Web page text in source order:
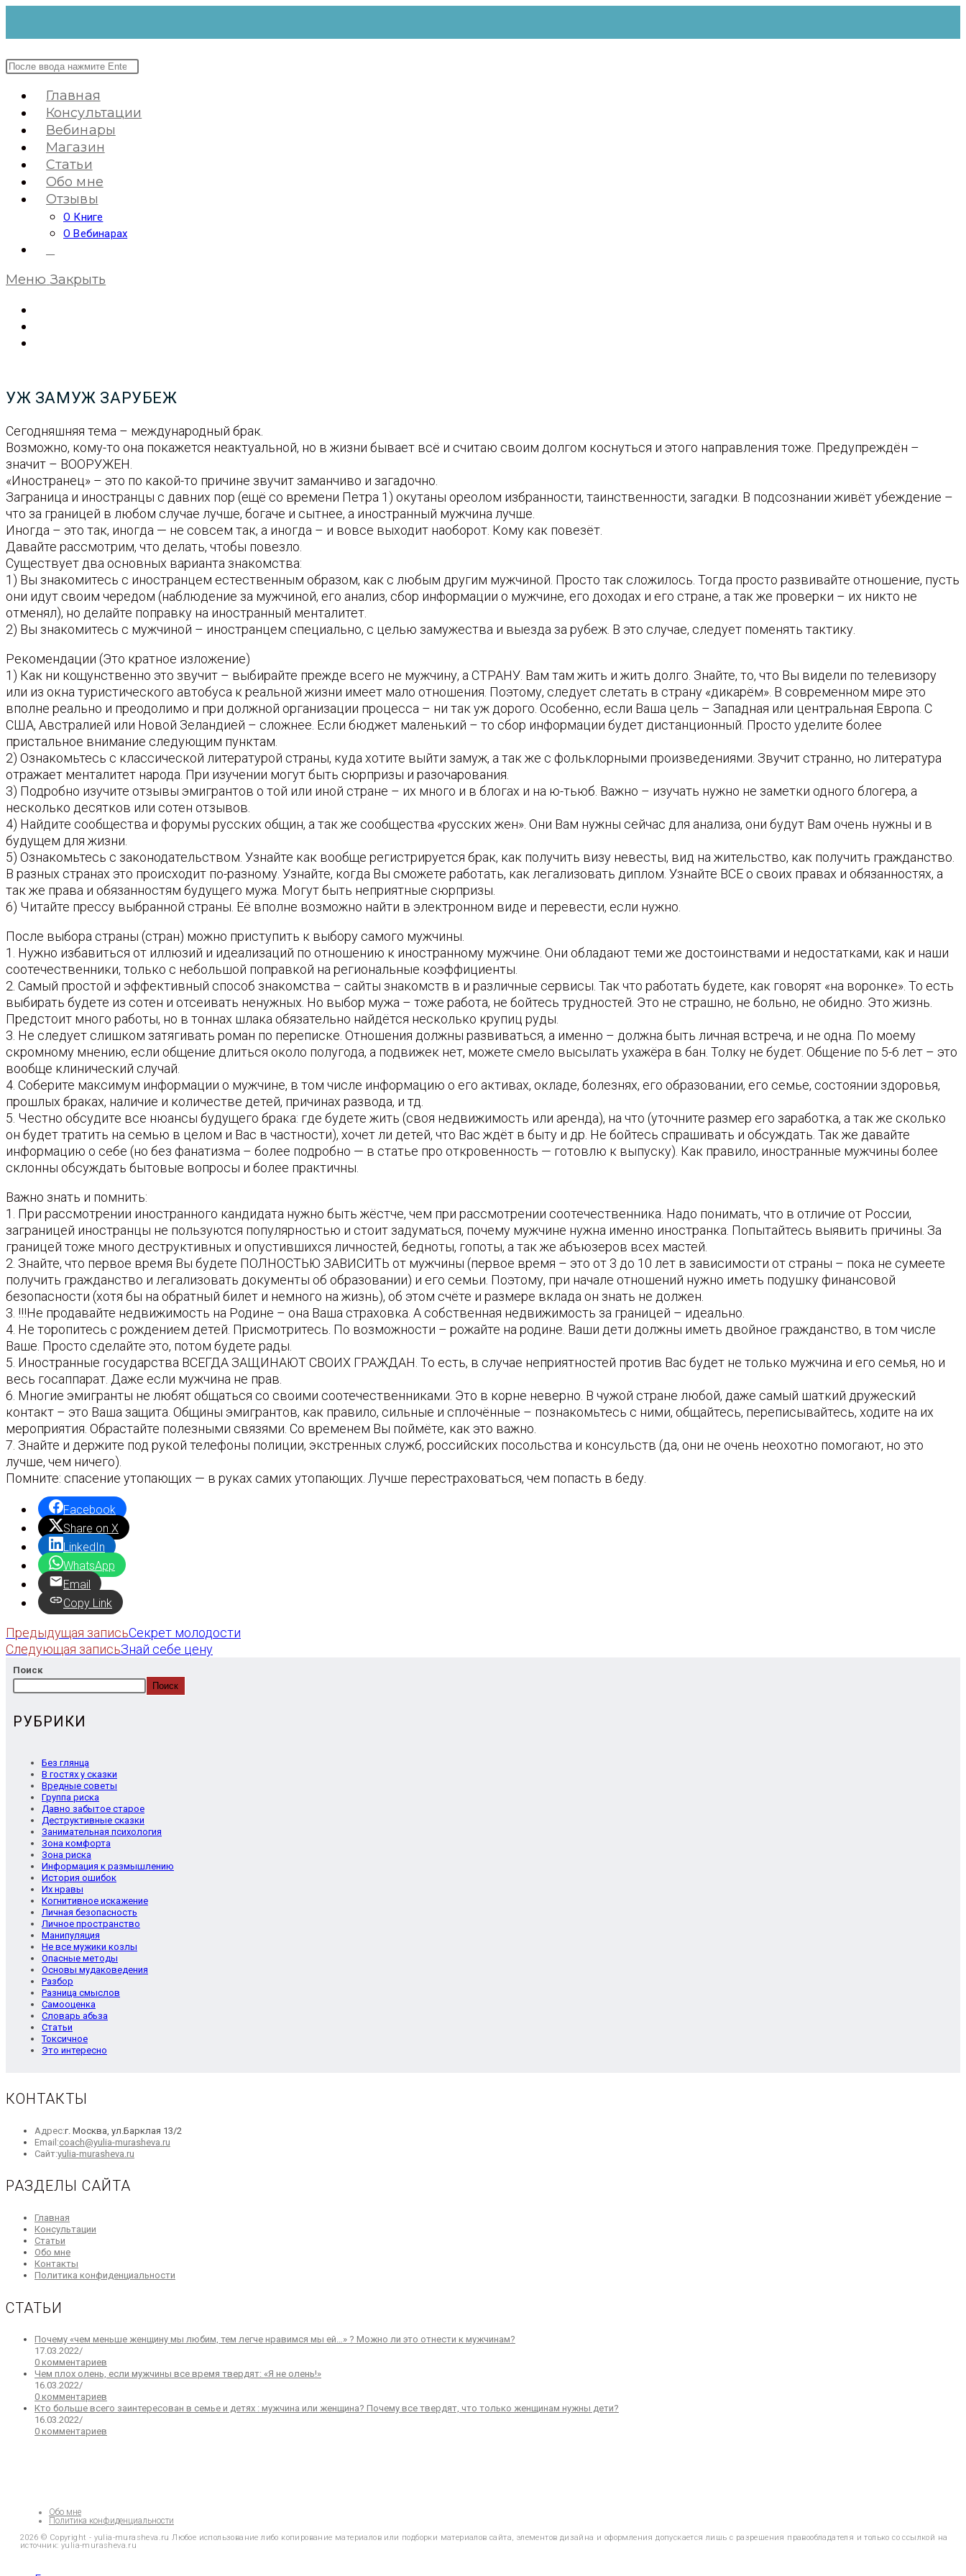
Поиск
сайте
Главная
Консультации
Вебинары
Магазин
Статьи
Обо мне
Отзывы
О Книге
О Вебинарах
Меню Закрыть
УЖ ЗАМУЖ ЗАРУБЕЖ
Сегодняшняя тема – международный брак.
Возможно, кому-то она покажется неактуальной, но в жизни бывает всё и считаю своим долгом коснуться и этого направления тоже. Предупреждён –
значит – ВООРУЖЕН.
«Иностранец» – это по какой-то причине звучит заманчиво и загадочно.
Заграница и иностранцы с давних пор (ещё со времени Петра 1) окутаны ореолом избранности, таинственности, загадки. В подсознании живёт убеждение –
что за границей в любом случае лучше, богаче и сытнее, а иностранный мужчина лучше.
Иногда – это так, иногда — не совсем так, а иногда – и вовсе выходит наоборот. Кому как повезёт.
Давайте рассмотрим, что делать, чтобы повезло.
Существует два основных варианта знакомства:
1) Вы знакомитесь с иностранцем естественным образом, как с любым другим мужчиной. Просто так сложилось. Тогда просто развивайте отношение, пусть
они идут своим чередом (наблюдение за мужчиной, его анализ, сбор информации о мужчине, его доходах и его стране, а так же проверки – их никто не
отменял), но делайте поправку на иностранный менталитет.
2) Вы знакомитесь с мужчиной – иностранцем специально, с целью замужества и выезда за рубеж. В это случае, следует поменять тактику.
Рекомендации (Это кратное изложение)
1) Как ни кощунственно это звучит – выбирайте прежде всего не мужчину, а СТРАНУ. Вам там жить и жить долго. Знайте, то, что Вы видели по телевизору
или из окна туристического автобуса к реальной жизни имеет мало отношения. Поэтому, следует слетать в страну «дикарём». В современном мире это
вполне реально и преодолимо и при должной организации процесса – ни так уж дорого. Особенно, если Ваша цель – Западная или центральная Европа. С
США, Австралией или Новой Зеландией – сложнее. Если бюджет маленький – то сбор информации будет дистанционный. Просто уделите более
пристальное внимание следующим пунктам.
2) Ознакомьтесь с классической литературой страны, куда хотите выйти замуж, а так же с фольклорными произведениями. Звучит странно, но литература
отражает менталитет народа. При изучении могут быть сюрпризы и разочарования.
3) Подробно изучите отзывы эмигрантов о той или иной стране – их много и в блогах и на ю-тьюб. Важно – изучать нужно не заметки одного блогера, а
несколько десятков или сотен отзывов.
4) Найдите сообщества и форумы русских общин, а так же сообщества «русских жен». Они Вам нужны сейчас для анализа, они будут Вам очень нужны и в
будущем для жизни.
5) Ознакомьтесь с законодательством. Узнайте как вообще регистрируется брак, как получить визу невесты, вид на жительство, как получить гражданство.
В разных странах это происходит по-разному. Узнайте, когда Вы сможете работать, как легализовать диплом. Узнайте ВСЕ о своих правах и обязанностях, а
так же права и обязанностям будущего мужа. Могут быть неприятные сюрпризы.
6) Читайте прессу выбранной страны. Её вполне возможно найти в электронном виде и перевести, если нужно.
После выбора страны (стран) можно приступить к выбору самого мужчины.
1. Нужно избавиться от иллюзий и идеализаций по отношению к иностранному мужчине. Они обладают теми же достоинствами и недостатками, как и наши
соотечественники, только с небольшой поправкой на региональные коэффициенты.
2. Самый простой и эффективный способ знакомства – сайты знакомств в и различные сервисы. Так что работать будете, как говорят «на воронке». То есть
выбирать будете из сотен и отсеивать ненужных. Но выбор мужа – тоже работа, не бойтесь трудностей. Это не страшно, не больно, не обидно. Это жизнь.
Предстоит много работы, но в тоннах шлака обязательно найдётся несколько крупиц руды.
3. Не следует слишком затягивать роман по переписке. Отношения должны развиваться, а именно – должна быть личная встреча, и не одна. По моему
скромному мнению, если общение длиться около полугода, а подвижек нет, можете смело высылать ухажёра в бан. Толку не будет. Общение по 5-6 лет – это
вообще клинический случай.
4. Соберите максимум информации о мужчине, в том числе информацию о его активах, окладе, болезнях, его образовании, его семье, состоянии здоровья,
прошлых браках, наличие и количестве детей, причинах развода, и тд.
5. Честно обсудите все нюансы будущего брака: где будете жить (своя недвижимость или аренда), на что (уточните размер его заработка, а так же сколько
он будет тратить на семью в целом и Вас в частности), хочет ли детей, что Вас ждёт в быту и др. Не бойтесь спрашивать и обсуждать. Так же давайте
информацию о себе (но без фанатизма – более подробно — в статье про откровенность — готовлю к выпуску). Как правило, иностранные мужчины более
склонны обсуждать бытовые вопросы и более практичны.
Важно знать и помнить:
1. При рассмотрении иностранного кандидата нужно быть жёстче, чем при рассмотрении соотечественника. Надо понимать, что в отличие от России,
заграницей иностранцы не пользуются популярностью и стоит задуматься, почему мужчине нужна именно иностранка. Попытайтесь выявить причины. За
границей тоже много деструктивных и опустившихся личностей, бедноты, гопоты, а так же абъюзеров всех мастей.
2. Знайте, что первое время Вы будете ПОЛНОСТЬЮ ЗАВИСИТЬ от мужчины (первое время – это от 3 до 10 лет в зависимости от страны – пока не сумеете
получить гражданство и легализовать документы об образовании) и его семьи. Поэтому, при начале отношений нужно иметь подушку финансовой
безопасности (хотя бы на обратный билет и немного на жизнь), об этом счёте и размере вклада он знать не должен.
3. !!!Не продавайте недвижимость на Родине – она Ваша страховка. А собственная недвижимость за границей – идеально.
4. Не торопитесь с рождением детей. Присмотритесь. По возможности – рожайте на родине. Ваши дети должны иметь двойное гражданство, в том числе
Ваше. Просто сделайте это, потом будете рады.
5. Иностранные государства ВСЕГДА ЗАЩИНАЮТ СВОИХ ГРАЖДАН. То есть, в случае неприятностей против Вас будет не только мужчина и его семья, но и
весь госаппарат. Даже если мужчина не прав.
6. Многие эмигранты не любят общаться со своими соотечественниками. Это в корне неверно. В чужой стране любой, даже самый шаткий дружеский
контакт – это Ваша защита. Общины эмигрантов, как правило, сильные и сплочённые – познакомьтесь с ними, общайтесь, переписывайтесь, ходите на их
мероприятия. Обрастайте полезными связями. Со временем Вы поймёте, как это важно.
7. Знайте и держите под рукой телефоны полиции, экстренных служб, российских посольства и консульств (да, они не очень неохотно помогают, но это
лучше, чем ничего).
Помните: спасение утопающих — в руках самих утопающих. Лучше перестраховаться, чем попасть в беду.
Facebook
Share on X
LinkedIn
WhatsApp
Email
Copy Link
Еще
статьи
Предыдущая записьСекрет молодости
Следующая записьЗнай себе цену
Поиск
Поиск
РУБРИКИ
Без глянца
В гостях у сказки
Вредные советы
Группа риска
Давно забытое старое
Деструктивные сказки
Занимательная психология
Зона комфорта
Зона риска
Информация к размышлению
История ошибок
Их нравы
Когнитивное искажение
Личная безопасность
Личное пространство
Манипуляция
Не все мужики козлы
Опасные методы
Основы мудаковедения
Разбор
Разница смыслов
Самооценка
Словарь абьза
Статьи
Токсичное
Это интересно
КОНТАКТЫ
Адрес:г. Москва, ул.Барклая 13/2
Email:coach@yulia-murasheva.ru
Сайт:yulia-murasheva.ru
РАЗДЕЛЫ САЙТА
Главная
в
вкладке
Консультации
Статьи
в
новой
вкладке
Обо мнеОткроется
в
новой
Контакты
в
Политика конфиденциальности
СТАТЬИ
Почему «чем меньше женщину мы любим, тем легче нравимся мы ей…» ? Можно ли это отнести к мужчинам?
17.03.2022/
0 комментариев
Чем плох олень, если мужчины все время твердят: «Я не олень!»
16.03.2022/
0 комментариев
Кто больше всего заинтересован в семье и детях : мужчина или женщина? Почему все твердят, что только женщинам нужны дети?
16.03.2022/
0 комментариев
Обо мне
Политика конфиденциальности
2026 © Copyright - yulia-murasheva.ru Любое использование либо копирование материалов или подборки материалов сайта, элементов дизайна и оформления допускается лишь с разрешения правообладателя и только со ссылкой на
источник: yulia-murasheva.ru